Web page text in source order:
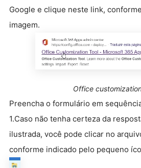
Google e clique neste link,
imagem.
Office
Preencha o formulário em
1.Caso não tenha certeza da
ilustrada, você pode clicar no
conforme indicado pelo pequeno